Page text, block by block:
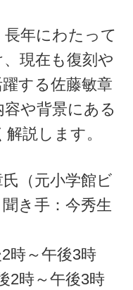
年にわたって
現在も復刻や
する佐藤敏章
や背景にある
説します。
（元小学館ビ
き手：今秀生
時～午後3時
～午後3時